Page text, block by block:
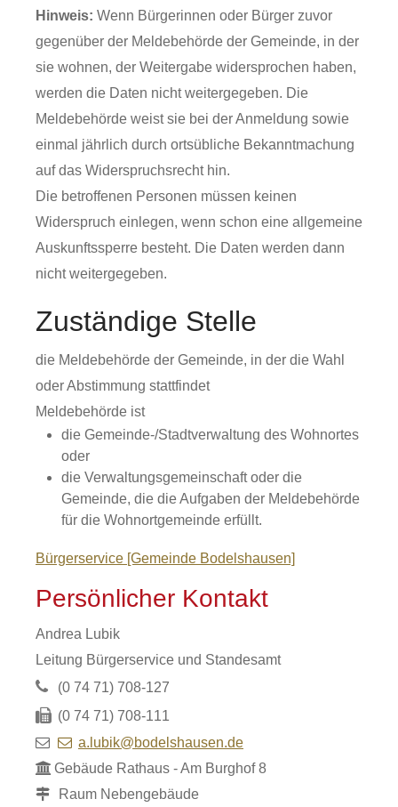
Hinweis: Wenn Bürgerinnen oder Bürger zuvor
gegenüber der Meldebehörde der Gemeinde, in der
sie wohnen, der Weitergabe widersprochen haben,
werden die Daten nicht weitergegeben. Die
Meldebehörde weist sie bei der Anmeldung sowie
einmal jährlich durch ortsübliche Bekanntmachung
auf das Widerspruchsrecht hin.
Die betroffenen Personen müssen keinen
Widerspruch einlegen, wenn schon eine allgemeine
Auskunftssperre besteht. Die Daten werden dann
nicht weitergegeben.
Zuständige Stelle
die Meldebehörde der Gemeinde, in der die Wahl
oder Abstimmung stattfindet
Meldebehörde ist
die Gemeinde-/Stadtverwaltung des Wohnortes
oder
die Verwaltungsgemeinschaft oder die
Gemeinde, die die Aufgaben der Meldebehörde
für die Wohnortgemeinde erfüllt.
Bürgerservice [Gemeinde Bodelshausen]
Persönlicher Kontakt
Andrea Lubik
Leitung Bürgerservice und Standesamt
(0 74 71) 708-127
(0 74 71) 708-111
a.lubik@bodelshausen.de
Gebäude Rathaus - Am Burghof 8
Raum Nebengebäude